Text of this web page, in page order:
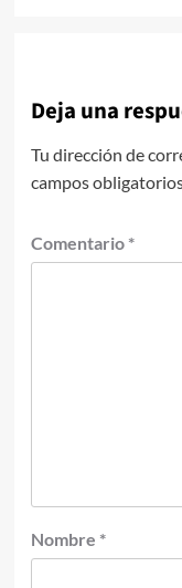
Deja una
Tu dirección de
campos
Comentario *
Nombre *